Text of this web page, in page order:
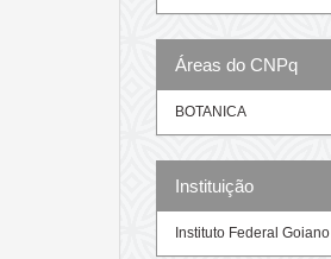
Áreas do CNPq
BOTANICA
Instituição
Instituto Federal Goiano